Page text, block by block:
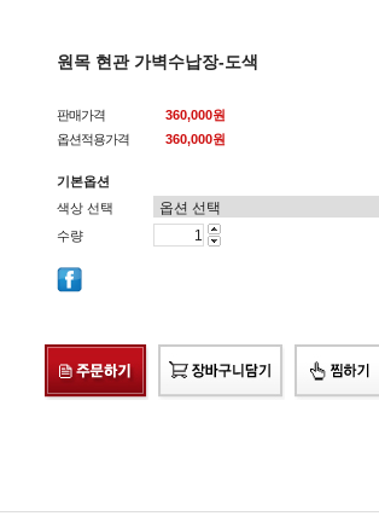
원목 현관 가벽수납장-도색
판매가격
360,000원
옵션적용가격
360,000원
기본옵션
색상 선택
수량